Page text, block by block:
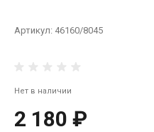
Артикул: 46160/8045
Нет в наличии
2 180 ₽